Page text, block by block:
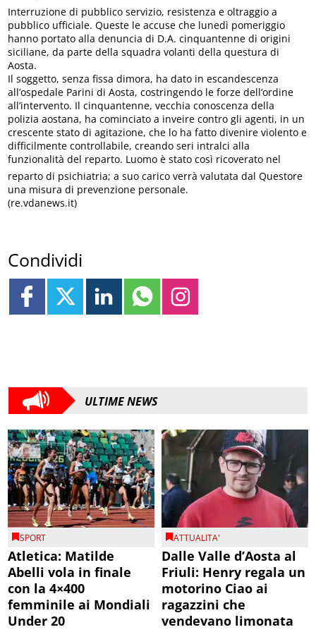
Interruzione di pubblico servizio, resistenza e oltraggio a
pubblico ufficiale. Queste le accuse che lunedì pomeriggio
hanno portato alla denuncia di D.A. cinquantenne di origini
siciliane, da parte della squadra volanti della questura di
Aosta.
Il soggetto, senza fissa dimora, ha dato in escandescenza
all’ospedale Parini di Aosta, costringendo le forze dell’ordine
all’intervento. Il cinquantenne, vecchia conoscenza della
polizia aostana, ha cominciato a inveire contro gli agenti, in un
crescente stato di agitazione, che lo ha fatto divenire violento e
difficilmente controllabile, creando seri intralci alla
funzionalità del reparto. Luomo è stato così ricoverato nel
reparto di psichiatria; a suo carico verrà valutata dal Questore
una misura di prevenzione personale.
(re.vdanews.it)
Condividi
ULTIME NEWS
SPORT
Atletica: Matilde
Abelli vola in finale
con la 4×400
femminile ai Mondiali
Under 20
ATTUALITA'
Dalle Valle d’Aosta al
Friuli: Henry regala un
motorino Ciao ai
ragazzini che
vendevano limonata